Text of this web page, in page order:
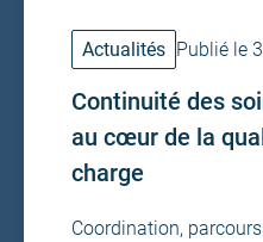
Actualités Publié le
Continuité des
au cœur de la
charge
Coordination,